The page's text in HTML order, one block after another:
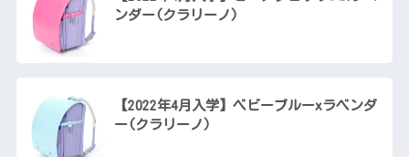
ンダー(クラリーノ)
【2022年4月入学】ベビーブルーxラベンダ
ー(クラリーノ)